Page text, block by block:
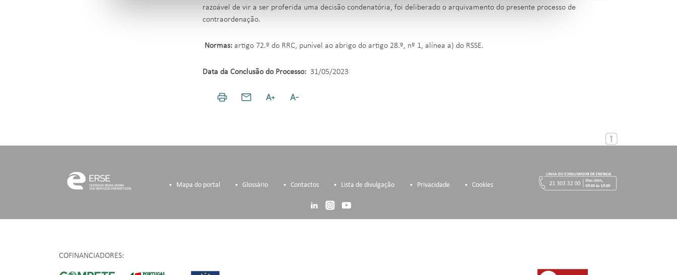
razoável de vir a ser proferida uma decisão condenatória, foi deliberado o arquivamento do presente processo de
contraordenação.
Normas: artigo 72.º do RRC, punível ao abrigo do artigo 28.º, nº 1, alínea a) do RSSE.
Data da Conclusão do Processo: 31/05/2023
Mapa do portal Glossário Contactos Lista de divulgação Privacidade Cookies
COFINANCIADORES: